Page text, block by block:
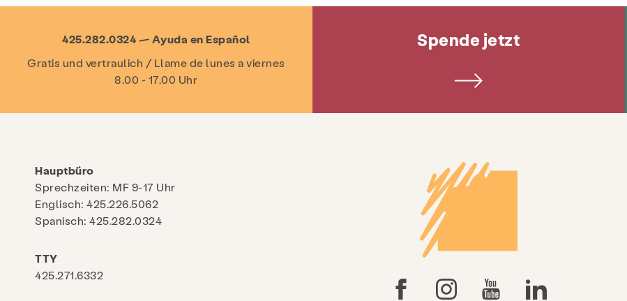
425.282.0324 — Ayuda en Español
Gratis und vertraulich / Llame de lunes a viernes
8.00 - 17.00 Uhr
Spende jetzt
Hauptbüro
Sprechzeiten: MF 9-17 Uhr
Englisch: 425.226.5062
Spanisch: 425.282.0324
TTY
425.271.6332